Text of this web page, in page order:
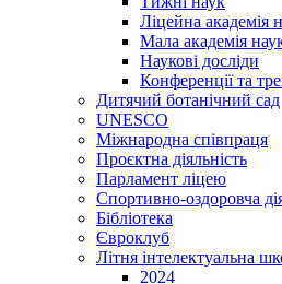
Ліцейна академія
Мала академія
Наукові досліди
Конференції та
Дитячий ботанічний сад
UNESCO
Міжнародна співпраця
Проєктна діяльність
Парламент ліцею
Спортивно-оздоровча
Бібліотека
Євроклуб
Літня інтелектуальна
2024